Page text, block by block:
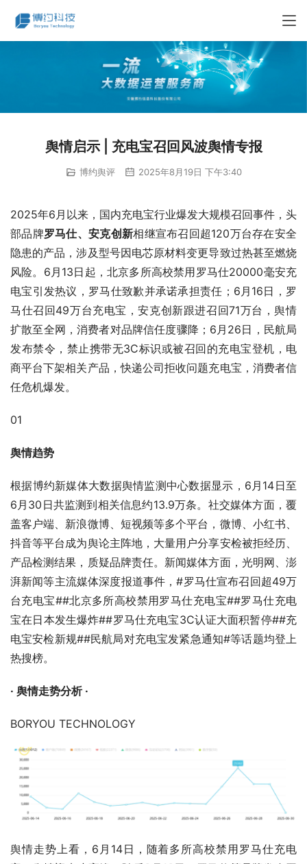
舆情启示 | 充电宝召回风波舆情专报
博约舆评 2025年8月19日 下午3:40
2025年6月以来，国内充电宝行业爆发大规模召回事件，头
部品牌罗马仕、安克创新相继宣布召回超120万台存在安全
隐患的产品，涉及型号因电芯原材料变更导致过热甚至燃烧
风险。6月13日起，北京多所高校禁用罗马仕20000毫安充
电宝引发热议，罗马仕致歉并承诺承担责任；6月16日，罗
马仕召回49万台充电宝，安克创新跟进召回71万台，舆情
扩散至全网，消费者对品牌信任度骤降；6月26日，民航局
发布禁令，禁止携带无3C标识或被召回的充电宝登机，电
商平台下架相关产品，快递公司拒收问题充电宝，消费者信
任危机爆发。
01
舆情趋势
根据博约新媒体大数据舆情监测中心数据显示，6月14日至
6月30日共监测到相关信息约13.9万条。社交媒体方面，覆
盖客户端、新浪微博、短视频等多个平台，微博、小红书、
抖音等平台成为舆论主阵地，大量用户分享安检被拒经历、
产品检测结果，质疑品牌责任。新闻媒体方面，光明网、澎
湃新闻等主流媒体深度报道事件，#罗马仕宣布召回超49万
台充电宝##北京多所高校禁用罗马仕充电宝##罗马仕充电
宝在日本发生爆炸##罗马仕充电宝3C认证大面积暂停##充
电宝安检新规##民航局对充电宝发紧急通知#等话题均登上
热搜榜。
· 舆情走势分析 ·
BORYOU TECHNOLOGY
舆情走势上看，6月14日，随着多所高校禁用罗马仕充电